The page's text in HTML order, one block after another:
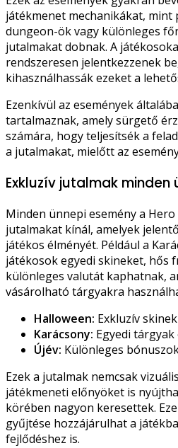
játékmenet mechanikákat, mint
dungeon-ök vagy különleges
jutalmakat dobnak. A
rendszeresen jelentkezzenek
kihasználhassák ezeket a
Ezenkívül az események
tartalmaznak, amely sürgető
számára, hogy teljesítsék a
a jutalmakat, mielőtt az
Exkluzív jutalmak minden
Minden ünnepi esemény a
jutalmakat kínál, amelyek
játékos élményét. Például a
játékosok egyedi skineket, hős
különleges valutát kaphatnak,
vásárolható tárgyakra
Halloween: Exkluzív
Karácsony: Egyedi
Újév: Különleges
Ezek a jutalmak nemcsak
játékmeneti előnyöket is
körében nagyon keresettek.
gyűjtése hozzájárulhat a
fejlődéshez is.